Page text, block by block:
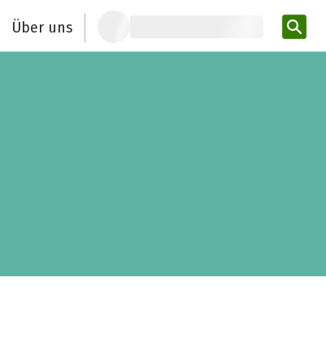
Über uns